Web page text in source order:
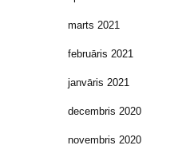
marts 2021
februāris 2021
janvāris 2021
decembris 2020
novembris 2020